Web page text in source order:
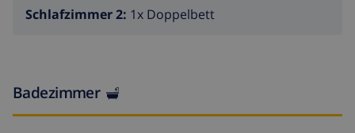
Schlafzimmer 2: 1x Doppelbett
Badezimmer